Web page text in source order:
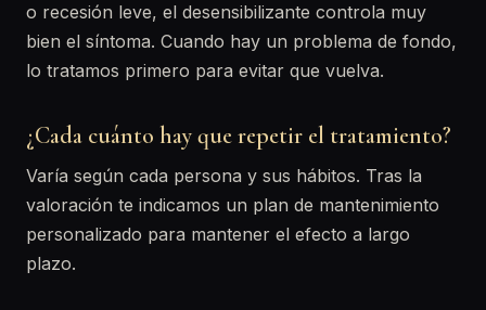
o recesión leve, el desensibilizante controla muy
bien el síntoma. Cuando hay un problema de fondo,
lo tratamos primero para evitar que vuelva.
¿Cada cuánto hay que repetir el tratamiento?
Varía según cada persona y sus hábitos. Tras la
valoración te indicamos un plan de mantenimiento
personalizado para mantener el efecto a largo
plazo.